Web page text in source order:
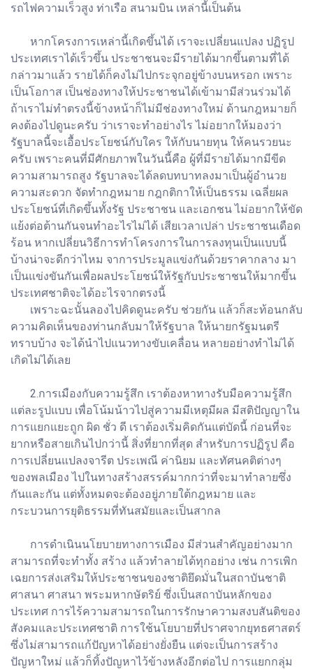
รถไฟความเร็วสูง ท่าเรือ สนามบิน เหล่านี้เป็นต้น
หากโครงการเหล่านี้เกิดขึ้นได้ เราจะเปลี่ยนแปลง ปฏิรูป
ประเทศเราได้เร็วขึ้น ประชาชนจะมีรายได้มากขึ้นตามที่ได้
กล่าวมาแล้ว รายได้ก็คงไม่ไปกระจุกอยู่ข้างบนหรอก เพราะ
เป็นโอกาส เป็นช่องทางให้ประชาชนได้เข้ามามีส่วนร่วมได้
ถ้าเราไม่ทำตรงนี้ข้างหน้าก็ไม่มีช่องทางใหม่ ด้านกฎหมายก็
คงต้องไปดูนะครับ ว่าเราจะทำอย่างไร ไม่อยากให้มองว่า
รัฐบาลนี้จะเอื้อประโยชน์กับใคร ให้กับนายทุน ให้คนรวยนะ
ครับ เพราะคนที่มีศักยภาพในวันนี้คือ ผู้ที่มีรายได้มากมีขีด
ความสามารถสูง รัฐบาลจะได้ลดบทบาทลงมาเป็นผู้อำนวย
ความสะดวก จัดทำกฎหมาย กฎกติกาให้เป็นธรรม เฉลี่ยผล
ประโยชน์ที่เกิดขึ้นทั้งรัฐ ประชาชน และเอกชน ไม่อยากให้ขัด
แย้งต่อต้านกันจนทำอะไรไม่ได้ เสียเวลาเปล่า ประชาชนเดือด
ร้อน หากเปลี่ยนวิธีการทำโครงการในการลงทุนเป็นแบบนี้
บ้างน่าจะดีกว่าไหม จาการประมูลแข่งกันด้วยราคากลาง มา
เป็นแข่งขันกันเพื่อผลประโยชน์ให้รัฐกับประชาชนให้มากขึ้น
ประเทศชาติจะได้อะไรจากตรงนี้
เพราะฉะนั้นลองไปคิดดูนะครับ ช่วยกัน แล้วก็สะท้อนกลับ
ความคิดเห็นของท่านกลับมาให้รัฐบาล ให้นายกรัฐมนตรี
ทราบบ้าง จะได้นำไปแนวทางขับเคลื่อน หลายอย่างทำไม่ได้
เกิดไม่ได้เลย
2.การเมืองกับความรู้สึก เราต้องหาทางรับมือความรู้สึก
แต่ละรูปแบบ เพื่อโน้มน้าวไปสู่ความมีเหตุมีผล มีสติปัญญาใน
การแยกแยะถูก ผิด ชั่ว ดี เราต้องเริ่มคิดกันแต่บัดนี้ ก่อนที่จะ
ยากหรือสายเกินไปกว่านี้ สิ่งที่ยากที่สุด สำหรับการปฏิรูป คือ
การเปลี่ยนแปลงจารีต ประเพณี ค่านิยม และทัศนคติต่างๆ
ของพลเมือง ไปในทางสร้างสรรค์มากกว่าที่จะมาทำลายซึ่ง
กันและกัน แต่ทั้งหมดจะต้องอยู่ภายใต้กฎหมาย และ
กระบวนการยุติธรรมที่ทันสมัยและเป็นสากล
การดำเนินนโยบายทางการเมือง มีส่วนสำคัญอย่างมาก
สามารถที่จะทำทั้ง สร้าง แล้วทำลายได้ทุกอย่าง เช่น การเพิก
เฉยการส่งเสริมให้ประชาชนของชาติยึดมั่นในสถาบันชาติ
ศาสนา ศาสนา พระมหากษัตริย์ ซึ่งเป็นสถาบันหลักของ
ประเทศ การไร้ความสามารถในการรักษาความสงบสันติของ
สังคมและประเทศชาติ การใช้นโยบายที่ปราศจากยุทธศาสตร์
ซึ่งไม่สามารถแก้ปัญหาได้อย่างยั่งยืน แต่จะเป็นการสร้าง
ปัญหาใหม่ แล้วก็ทิ้งปัญหาไว้ข้างหลังอีกต่อไป การแยกกลุ่ม